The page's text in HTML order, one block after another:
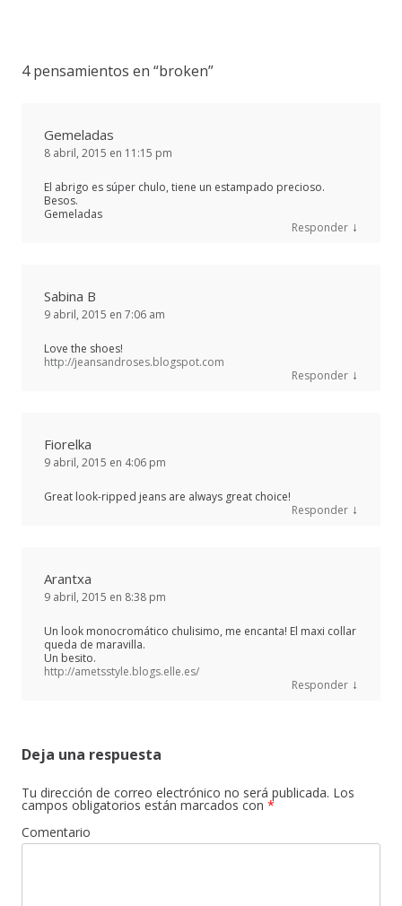
4 pensamientos en “broken”
Gemeladas
8 abril, 2015 en 11:15 pm
El abrigo es súper chulo, tiene un estampado precioso.
Besos.
Gemeladas
Responder ↓
Sabina B
9 abril, 2015 en 7:06 am
Love the shoes!
http://jeansandroses.blogspot.com
Responder ↓
Fiorelka
9 abril, 2015 en 4:06 pm
Great look-ripped jeans are always great choice!
Responder ↓
Arantxa
9 abril, 2015 en 8:38 pm
Un look monocromático chulisimo, me encanta! El maxi collar
queda de maravilla.
Un besito.
http://ametsstyle.blogs.elle.es/
Responder ↓
Deja una respuesta
Tu dirección de correo electrónico no será publicada. Los
campos obligatorios están marcados con *
Comentario